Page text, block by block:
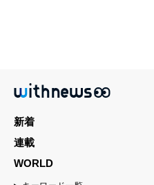
新着
連載
WORLD